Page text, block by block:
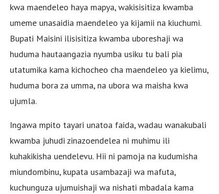
kwa maendeleo haya mapya, wakisisitiza kwamba
umeme unasaidia maendeleo ya kijamii na kiuchumi.
Bupati Maisini ilisisitiza kwamba uboreshaji wa
huduma hautaangazia nyumba usiku tu bali pia
utatumika kama kichocheo cha maendeleo ya kielimu,
huduma bora za umma, na ubora wa maisha kwa
ujumla.
Ingawa mpito tayari unatoa faida, wadau wanakubali
kwamba juhudi zinazoendelea ni muhimu ili
kuhakikisha uendelevu. Hii ni pamoja na kudumisha
miundombinu, kupata usambazaji wa mafuta,
kuchunguza ujumuishaji wa nishati mbadala kama